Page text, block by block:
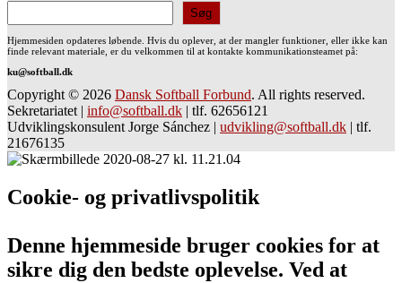
Søg
Hjemmesiden opdateres løbende. Hvis du oplever, at der mangler funktioner, eller ikke kan
finde relevant materiale, er du velkommen til at kontakte kommunikationsteamet på:
ku@softball.dk
Copyright © 2026 Dansk Softball Forbund. All rights reserved.
Sekretariatet | info@softball.dk | tlf. 62656121
Udviklingskonsulent Jorge Sánchez | udvikling@softball.dk | tlf.
21676135
Cookie- og privatlivspolitik
Denne hjemmeside bruger cookies for at
sikre dig den bedste oplevelse. Ved at